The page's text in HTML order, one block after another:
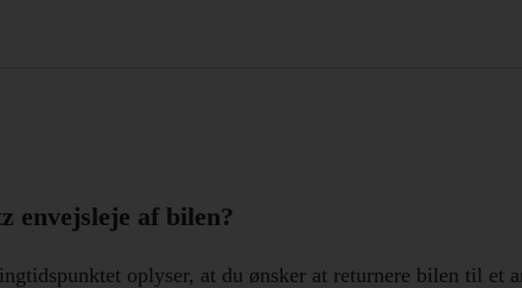
envejsleje af bilen?
oplyser, at du ønsker at returnere bilen til et